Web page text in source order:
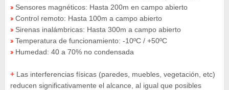
» Sensores magnéticos: Hasta 200m en campo abierto
» Control remoto: Hasta 100m a campo abierto
» Sirenas inalámbricas: Hasta 300m a campo abierto
» Temperatura de funcionamiento: -10ºC / +50ºC
» Humedad: 40 a 70% no condensada
+ Las interferencias físicas (paredes, muebles, vegetación, etc)
reducen significativamente el alcance, al igual que posibles